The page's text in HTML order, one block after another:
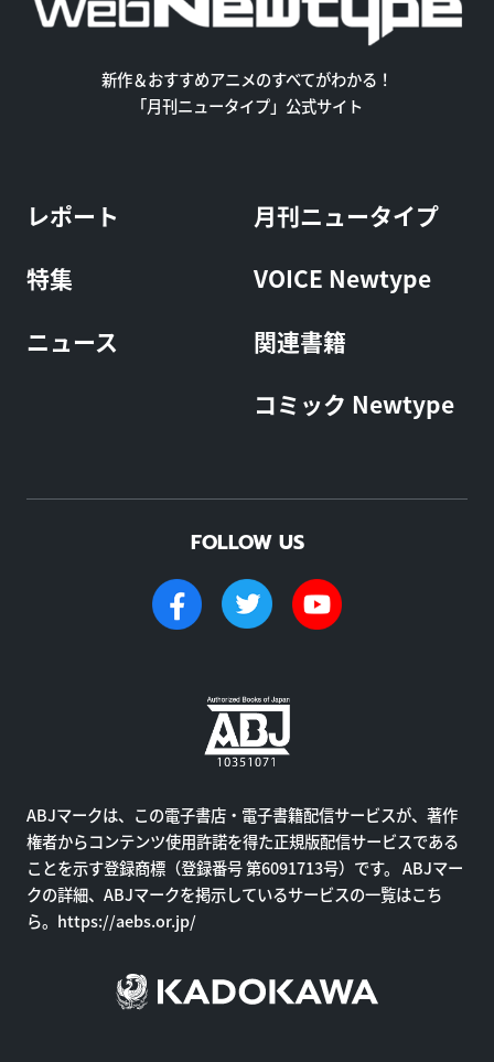
新作＆おすすめアニメのすべてがわかる！
「月刊ニュータイプ」公式サイト
レポート
特集
ニュース
月刊ニュータイプ
VOICE Newtype
関連書籍
コミック Newtype
FOLLOW US
ABJマークは、この電子書店・電子書籍配信サービスが、著作
権者からコンテンツ使用許諾を得た正規版配信サービスである
ことを示す登録商標（登録番号 第6091713号）です。 ABJマー
クの詳細、ABJマークを掲示しているサービスの一覧はこち
ら。 https://aebs.or.jp/